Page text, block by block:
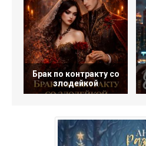
Брак по контракту со
злодейкой